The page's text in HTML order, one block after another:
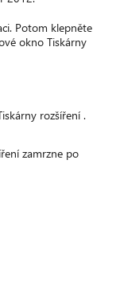
Potom klepněte
okno Tiskárny
rozšíření .
zamrzne po